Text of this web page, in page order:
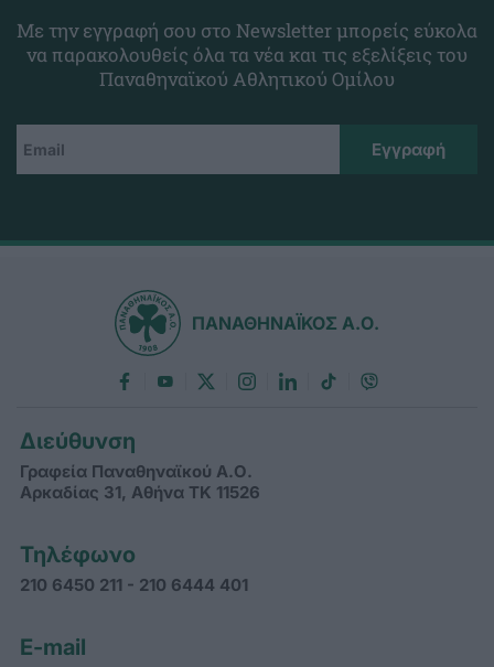
Με την εγγραφή σου στο Newsletter μπορείς εύκολα
να παρακολουθείς όλα τα νέα και τις εξελίξεις του
Παναθηναϊκού Αθλητικού Ομίλου
ΠΑΝΑΘΗΝΑΪΚΟΣ Α.Ο.
Διεύθυνση
Γραφεία Παναθηναϊκού Α.Ο.
Αρκαδίας 31, Αθήνα ΤΚ 11526
Τηλέφωνο
210 6450 211 - 210 6444 401
E-mail